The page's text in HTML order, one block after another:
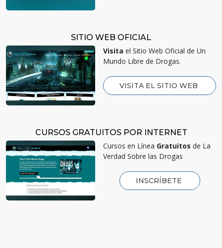
SITIO WEB OFICIAL
Visita el Sitio Web Oficial de Un
Mundo Libre de Drogas.
VISITA EL SITIO WEB
CURSOS GRATUITOS POR INTERNET
Cursos en Línea Gratuitos de La
Verdad Sobre las Drogas
INSCRÍBETE